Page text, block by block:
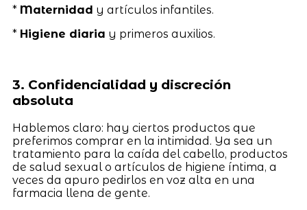
* Maternidad y artículos infantiles.
* Higiene diaria y primeros auxilios.
3. Confidencialidad y discreción
absoluta
Hablemos claro: hay ciertos productos que
preferimos comprar en la intimidad. Ya sea un
tratamiento para la caída del cabello, productos
de salud sexual o artículos de higiene íntima, a
veces da apuro pedirlos en voz alta en una
farmacia llena de gente.